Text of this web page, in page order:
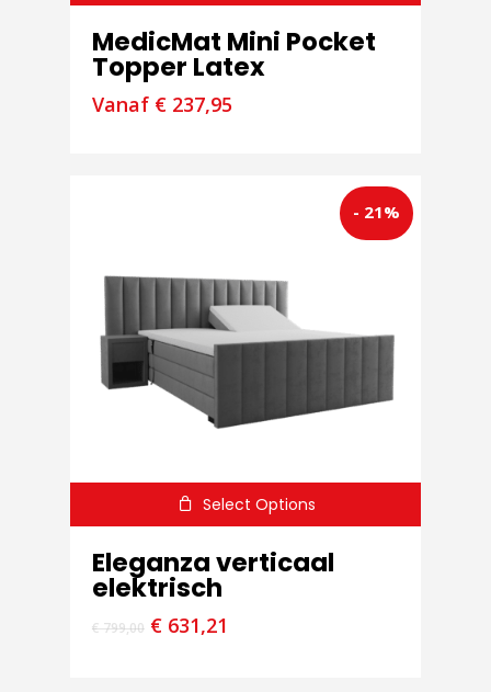
MedicMat Mini Pocket
Topper Latex
Vanaf € 237,95
- 21%
Select Options
Eleganza verticaal
elektrisch
€799,00 € 631,21